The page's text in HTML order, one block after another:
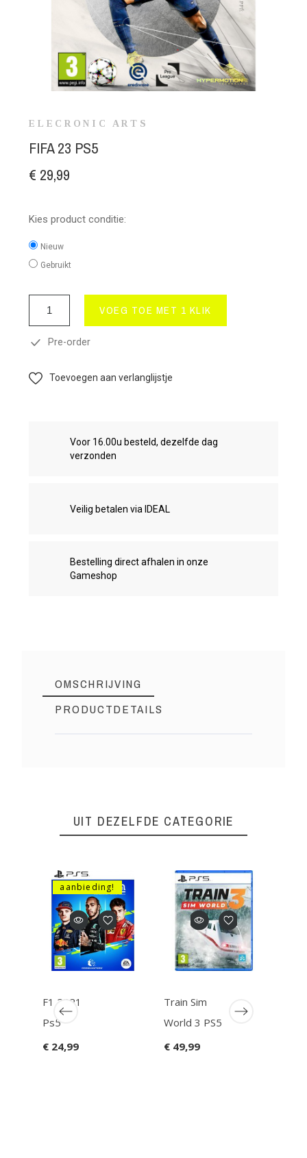
ELECRONIC ARTS
FIFA 23 PS5
€ 29,99
Kies product conditie:
Nieuw
Gebruikt
VOEG TOE MET 1 KLIK
Pre-order
Toevoegen aan verlanglijstje
Voor 16.00u besteld, dezelfde dag
verzonden
Veilig betalen via IDEAL
Bestelling direct afhalen in onze
Gameshop
OMSCHRIJVING
PRODUCTDETAILS
PEGI Leeftijd
Genre Sport
Ean13
503093312428
8
UIT DEZELFDE CATEGORIE
F1 2021
Ps5
€ 24,99
aanbieding!
Train Sim
World 3 PS5
€ 49,99